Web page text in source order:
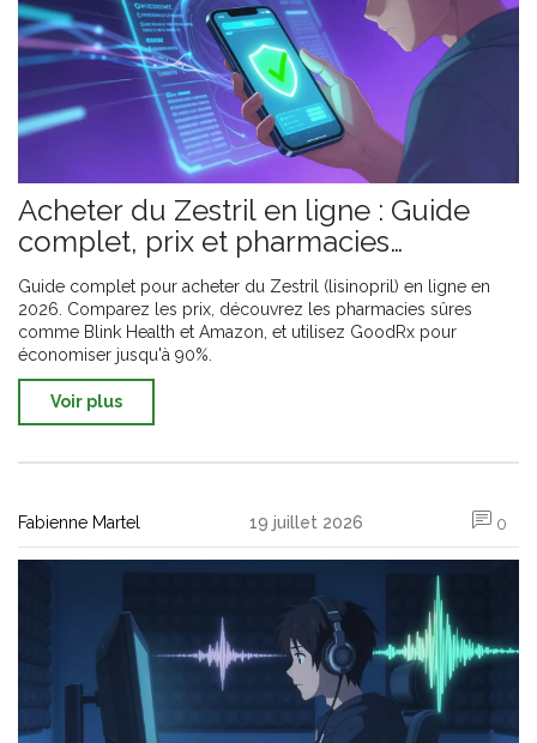
Acheter du Zestril en ligne : Guide
complet, prix et pharmacies
sécurisées
Guide complet pour acheter du Zestril (lisinopril) en ligne en
2026. Comparez les prix, découvrez les pharmacies sûres
comme Blink Health et Amazon, et utilisez GoodRx pour
économiser jusqu'à 90%.
Voir plus
Fabienne Martel 19 juillet 2026 0